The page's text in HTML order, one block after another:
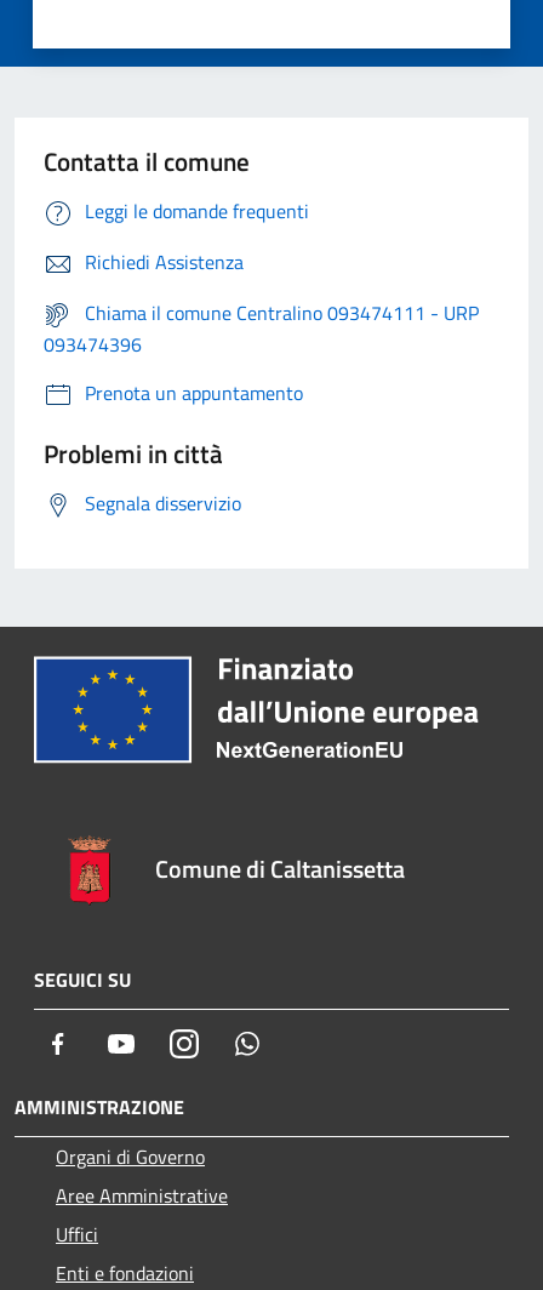
Contatta il comune
Leggi le domande frequenti
Richiedi Assistenza
Chiama il comune Centralino 093474111 - URP
093474396
Prenota un appuntamento
Problemi in città
Segnala disservizio
Comune di Caltanissetta
SEGUICI SU
Facebook YoutubeInstagram
AMMINISTRAZIONE
Organi di Governo
Aree Amministrative
Uffici
Enti e fondazioni